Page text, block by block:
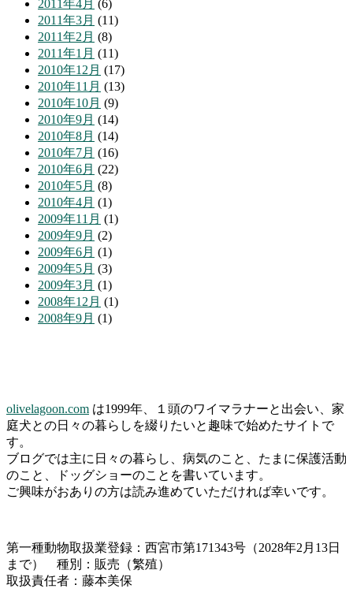
2011年4月 (6)
2011年3月 (11)
2011年2月 (8)
2011年1月 (11)
2010年12月 (17)
2010年11月 (13)
2010年10月 (9)
2010年9月 (14)
2010年8月 (14)
2010年7月 (16)
2010年6月 (22)
2010年5月 (8)
2010年4月 (1)
2009年11月 (1)
2009年9月 (2)
2009年6月 (1)
2009年5月 (3)
2009年3月 (1)
2008年12月 (1)
2008年9月 (1)
olivelagoon.com は1999年、１頭のワイマラナーと出会い、家
庭犬との日々の暮らしを綴りたいと趣味で始めたサイトで
す。
ブログでは主に日々の暮らし、病気のこと、たまに保護活動
のこと、ドッグショーのことを書いています。
ご興味がおありの方は読み進めていただければ幸いです。
第一種動物取扱業登録：西宮市第171343号（2028年2月13日
まで） 種別：販売（繁殖）
取扱責任者：藤本美保